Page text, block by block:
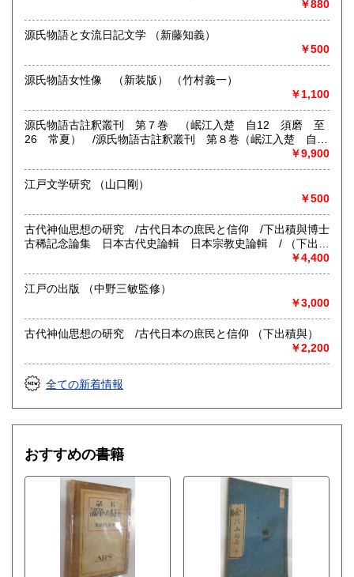
書籍の買取について
取り扱い分野
￥880
源氏物語と女流日記文学 （新藤知義）
￥500
源氏物語女性像 （新装版） （竹村義一）
￥1,100
源氏物語古註釈叢刊 第７巻 （岷江入楚 自12 須磨 至
26 常夏） /源氏物語古註釈叢刊 第８巻（岷江入楚 自
￥9,900
江戸文学研究 （山口剛）
￥500
古代神仙思想の研究 /古代日本の庶民と信仰 /下出積與博士
古稀記念論集 日本古代史論輯 日本宗教史論輯 / （下出積
￥4,400
江戸の出版 （中野三敏監修）
￥3,000
古代神仙思想の研究 /古代日本の庶民と信仰 （下出積與）
￥2,200
全ての新着情報
おすすめの書籍